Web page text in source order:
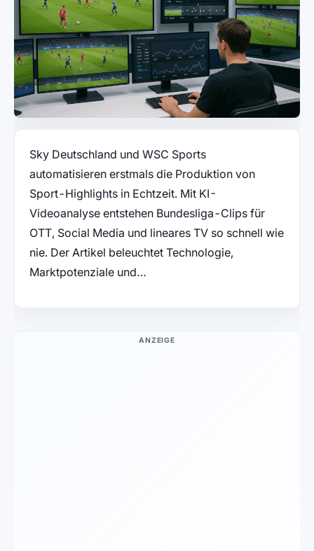
Sky Deutschland und WSC Sports
automatisieren erstmals die Produktion von
Sport-Highlights in Echtzeit. Mit KI-
Videoanalyse entstehen Bundesliga-Clips für
OTT, Social Media und lineares TV so schnell wie
nie. Der Artikel beleuchtet Technologie,
Marktpotenziale und…
ANZEIGE